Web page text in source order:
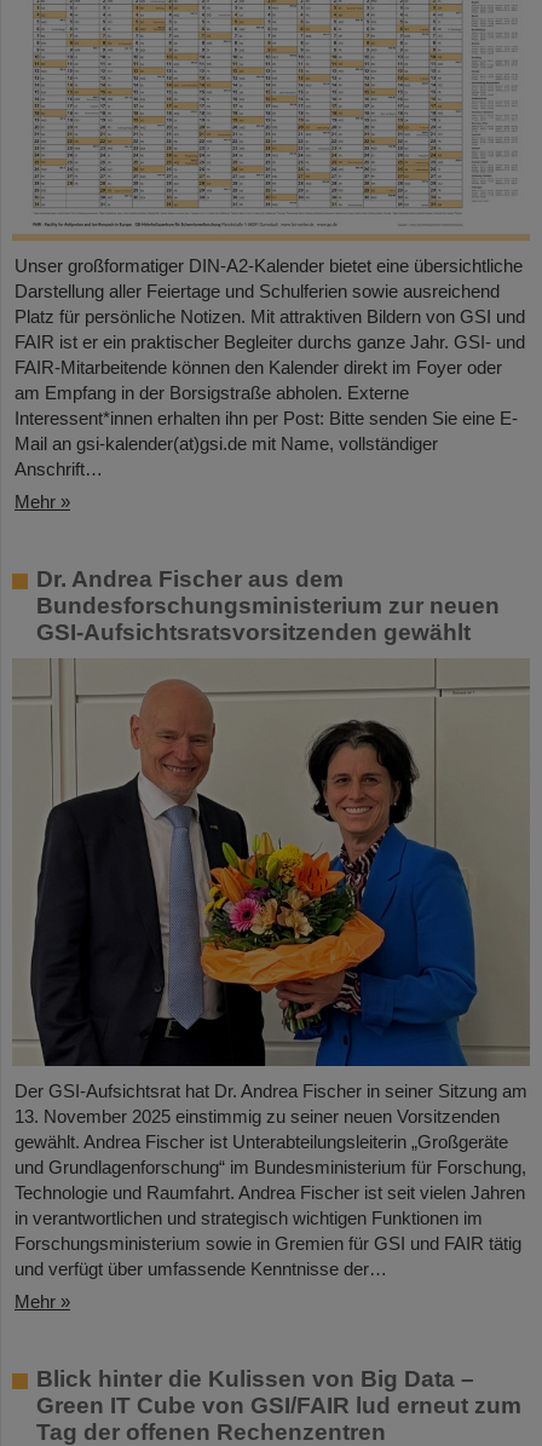
Unser großformatiger DIN-A2-Kalender bietet eine übersichtliche
Darstellung aller Feiertage und Schulferien sowie ausreichend
Platz für persönliche Notizen. Mit attraktiven Bildern von GSI und
FAIR ist er ein praktischer Begleiter durchs ganze Jahr. GSI- und
FAIR-Mitarbeitende können den Kalender direkt im Foyer oder
am Empfang in der Borsigstraße abholen. Externe
Interessent*innen erhalten ihn per Post: Bitte senden Sie eine E-
Mail an gsi-kalender(at)gsi.de mit Name, vollständiger
Anschrift…
Mehr »
Dr. Andrea Fischer aus dem
Bundesforschungsministerium zur neuen
GSI-Aufsichtsratsvorsitzenden gewählt
Der GSI-Aufsichtsrat hat Dr. Andrea Fischer in seiner Sitzung am
13. November 2025 einstimmig zu seiner neuen Vorsitzenden
gewählt. Andrea Fischer ist Unterabteilungsleiterin „Großgeräte
und Grundlagenforschung“ im Bundesministerium für Forschung,
Technologie und Raumfahrt. Andrea Fischer ist seit vielen Jahren
in verantwortlichen und strategisch wichtigen Funktionen im
Forschungsministerium sowie in Gremien für GSI und FAIR tätig
und verfügt über umfassende Kenntnisse der…
Mehr »
Blick hinter die Kulissen von Big Data –
Green IT Cube von GSI/FAIR lud erneut zum
Tag der offenen Rechenzentren